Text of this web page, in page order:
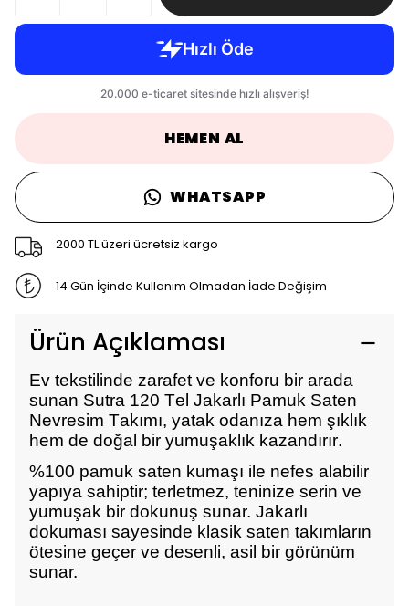
HEMEN AL
WHATSAPP
2000 TL üzeri ücretsiz kargo
14 Gün İçinde Kullanım Olmadan İade Değişim
Ürün Açıklaması
Ev tekstilinde zarafet ve konforu bir arada
sunan Sutra 120 Tel Jakarlı Pamuk Saten
Nevresim Takımı, yatak odanıza hem şıklık
hem de doğal bir yumuşaklık kazandırır.
%100 pamuk saten kumaşı ile nefes alabilir
yapıya sahiptir; terletmez, teninize serin ve
yumuşak bir dokunuş sunar. Jakarlı
dokuması sayesinde klasik saten takımların
ötesine geçer ve desenli, asil bir görünüm
sunar.